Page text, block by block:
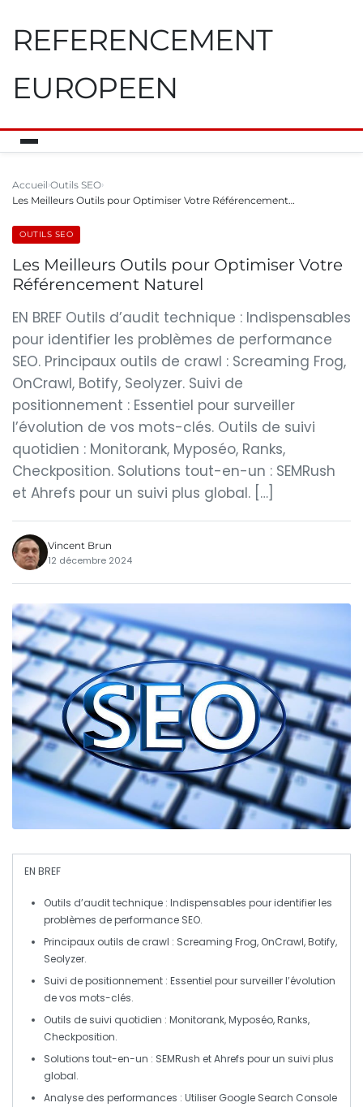
REFERENCEMENT
EUROPEEN
Accueil Outils SEO
Les Meilleurs Outils pour Optimiser Votre Référencement…
OUTILS SEO
Les Meilleurs Outils pour Optimiser Votre
Référencement Naturel
EN BREF Outils d’audit technique : Indispensables
pour identifier les problèmes de performance
SEO. Principaux outils de crawl : Screaming Frog,
OnCrawl, Botify, Seolyzer. Suivi de
positionnement : Essentiel pour surveiller
l’évolution de vos mots-clés. Outils de suivi
quotidien : Monitorank, Myposéo, Ranks,
Checkposition. Solutions tout-en-un : SEMRush
et Ahrefs pour un suivi plus global. […]
Vincent Brun
12 décembre 2024
EN BREF
Outils d’audit technique : Indispensables pour identifier les
problèmes de performance SEO.
Principaux outils de crawl : Screaming Frog, OnCrawl, Botify,
Seolyzer.
Suivi de positionnement : Essentiel pour surveiller l’évolution
de vos mots-clés.
Outils de suivi quotidien : Monitorank, Myposéo, Ranks,
Checkposition.
Solutions tout-en-un : SEMRush et Ahrefs pour un suivi plus
global.
Analyse des performances : Utiliser Google Search Console